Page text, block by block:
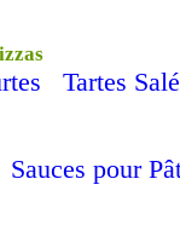
Tartes
Sauces pour